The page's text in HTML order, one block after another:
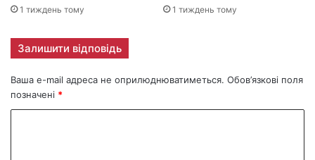
1 тиждень тому 1 тиждень тому
Залишити відповідь
Ваша e-mail адреса не оприлюднюватиметься. Обов’язкові поля
позначені *